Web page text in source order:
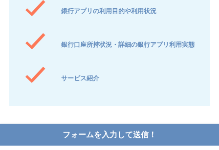
銀行アプリの利用目的や利用状況
銀行口座所持状況・詳細の銀行アプリ利用実態
サービス紹介